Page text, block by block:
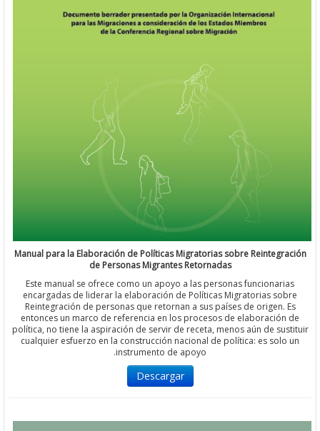
Manual para la Elaboración de Políticas Migratorias sobre
de Personas Migrantes Retornadas
Este manual se ofrece como un apoyo a las personas
encargadas de liderar la elaboración de Políticas Migratorias
Reintegración de personas que retornan a sus países de
entonces un marco de referencia en los procesos de
política, no tiene la aspiración de servir de receta, menos aún de
cualquier esfuerzo en la construcción nacional de política: es
instrumento de apoyo.
Descargar